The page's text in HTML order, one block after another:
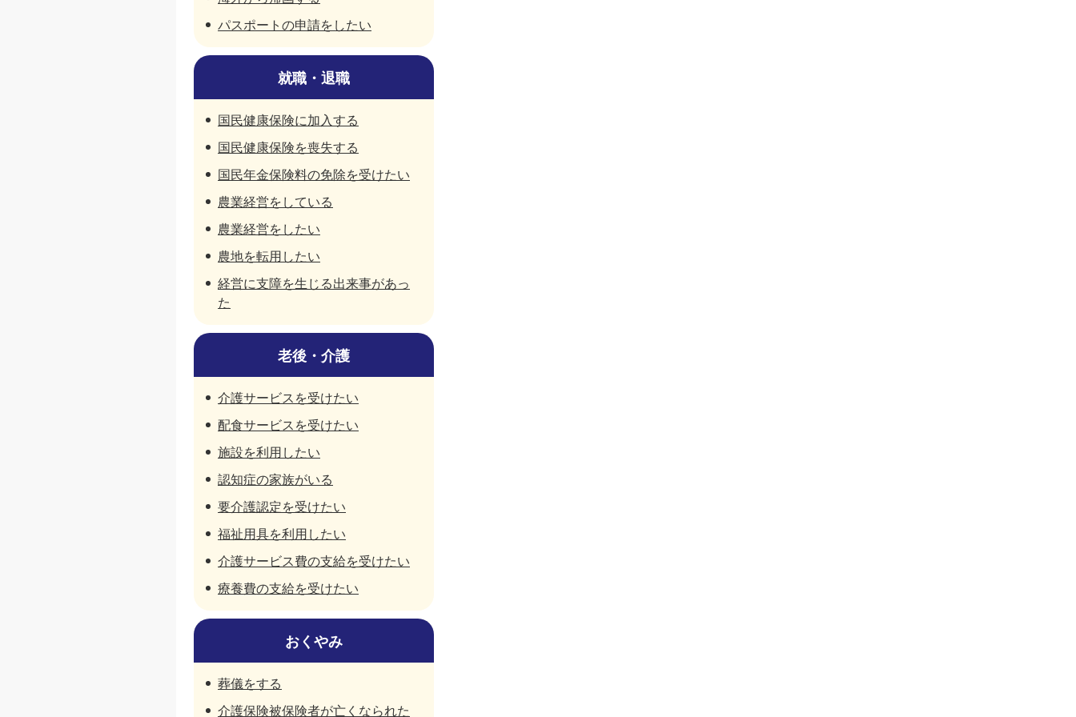
パスポートの申請をしたい
就職・退職
国民健康保険に加入する
国民健康保険を喪失する
国民年金保険料の免除を受けたい
農業経営をしている
農業経営をしたい
農地を転用したい
経営に支障を生じる出来事があっ
た
老後・介護
介護サービスを受けたい
配食サービスを受けたい
施設を利用したい
認知症の家族がいる
要介護認定を受けたい
福祉用具を利用したい
介護サービス費の支給を受けたい
療養費の支給を受けたい
おくやみ
葬儀をする
介護保険被保険者が亡くなられた